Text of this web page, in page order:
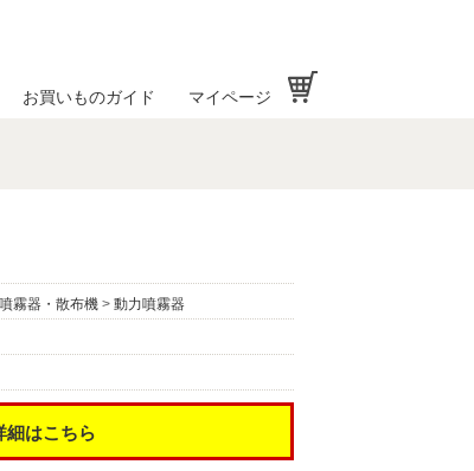
お買いものガイド マイページ
噴霧器・散布機 > 動力噴霧器
細はこちら